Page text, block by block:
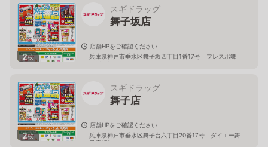
2枚
スギドラッグ
舞子坂店
店舗HPをご確認ください
兵庫県神戸市垂水区舞子坂四丁目1番17号 フレスポ舞
子坂2階
2枚
スギドラッグ
舞子店
店舗HPをご確認ください
兵庫県神戸市垂水区舞子台六丁目20番17号 ダイエー舞
子店1階